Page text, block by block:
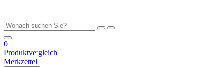
0
Produktvergleich
Merkzettel